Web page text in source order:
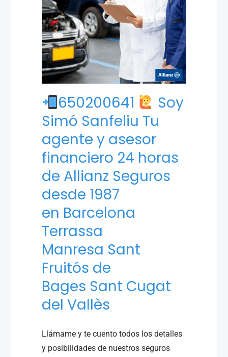
650200641
Soy
Simó Sanfeliu Tu
agente y asesor
financiero 24 horas
de Allianz Seguros
desde 1987
en Barcelona
Terrassa
Manresa Sant
Fruitós de
Bages Sant Cugat
del Vallès
Llámame y te cuento todos los detalles
y posibilidades de nuestros seguros